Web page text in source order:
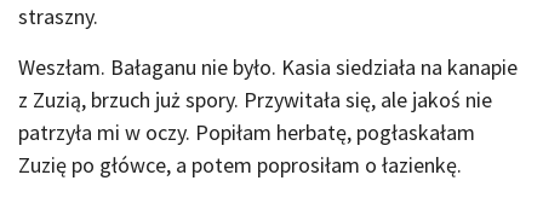
straszny.
Weszłam. Bałaganu nie było. Kasia siedziała na kanapie
z Zuzią, brzuch już spory. Przywitała się, ale jakoś nie
patrzyła mi w oczy. Popiłam herbatę, pogłaskałam
Zuzię po główce, a potem poprosiłam o łazienkę.